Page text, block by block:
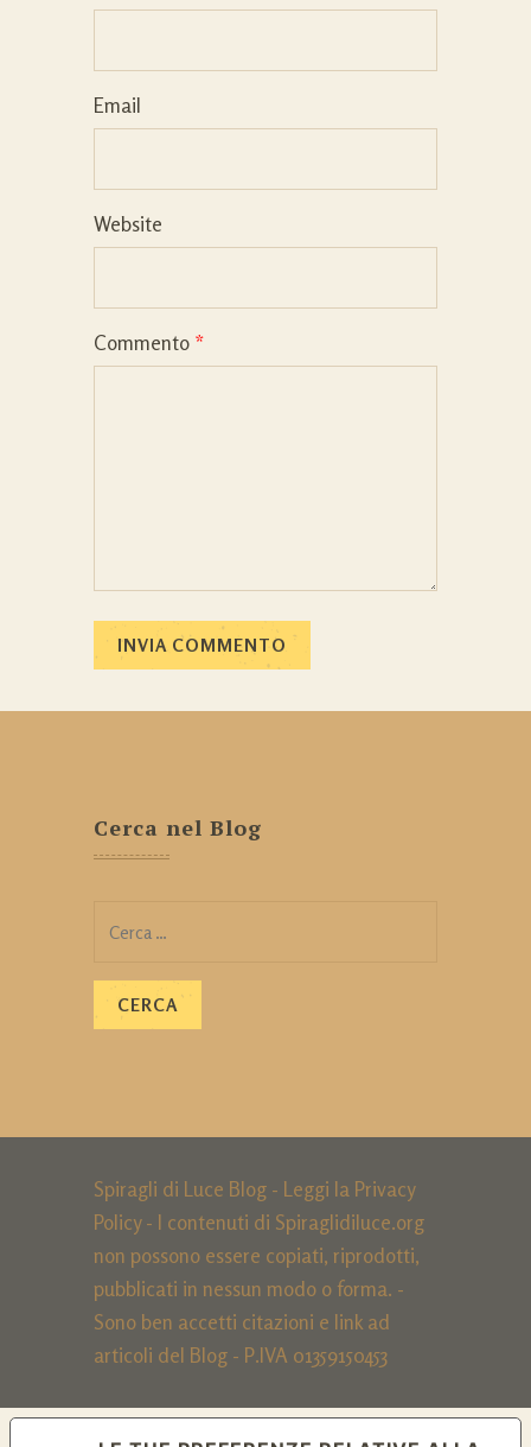
Email
Website
Commento *
Cerca nel Blog
Spiragli di Luce Blog - Leggi la Privacy
Policy- I contenuti di Spiraglidiluce.org
non possono essere copiati, riprodotti,
pubblicati in nessun modo o forma. -
Sono ben accetti citazioni e link ad
articoli del Blog - P.IVA 01359150453